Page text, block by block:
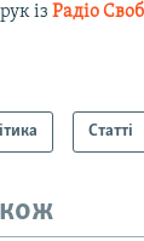
із Радіо
Статті